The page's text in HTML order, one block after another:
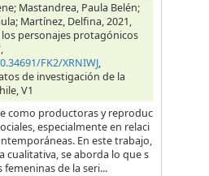
Mastandrea, Paula Belén;
Martínez, Delfina, 2021,
los personajes protagónicos
FK2/XRNIWJ,
de investigación de la
V1
como productoras y reproduc
especialmente en relaci
En este trabajo,
cualitativa, se aborda lo que s
de la seri...